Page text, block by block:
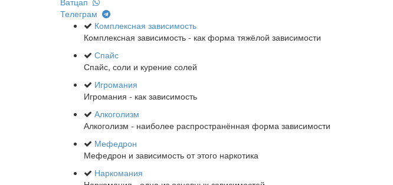
Телеграм
Комплексная зависимость
Комплексная зависимость - как форма тяжёлой зависимости
Спайс
Спайс, соли и курение солей
Игромания
Игромания - как зависимость
Алкоголизм
Алкоголизм - наиболее распространённая форма зависимости
Мефедрон
Мефедрон и зависимость от этого наркотика
Наркомания